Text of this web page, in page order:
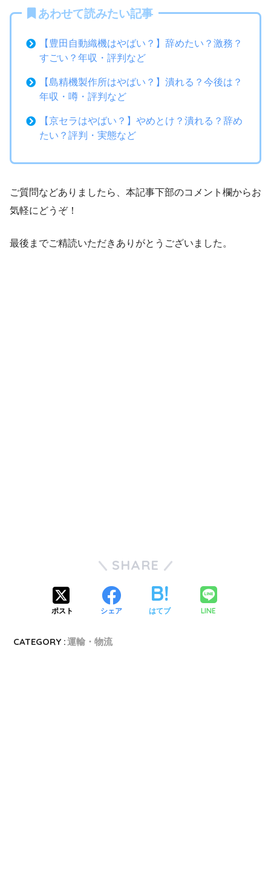
あわせて読みたい記事
【豊田自動織機はやばい？】辞めたい？激務？
すごい？年収・評判など
【島精機製作所はやばい？】潰れる？今後は？
年収・噂・評判など
【京セラはやばい？】やめとけ？潰れる？辞め
たい？評判・実態など
ご質問などありましたら、本記事下部のコメント欄からお
気軽にどうぞ！
最後までご精読いただきありがとうございました。
SHARE
ポスト シェア はてブ LINE
CATEGORY :運輸・物流